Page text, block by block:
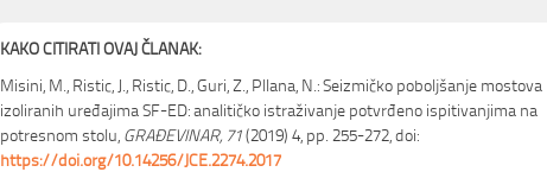
KAKO CITIRATI OVAJ ČLANAK:
Misini, M., Ristic, J., Ristic, D., Guri, Z., Pllana, N.: Seizmičko poboljšanje mostova
izoliranih uređajima SF-ED: analitičko istraživanje potvrđeno ispitivanjima na
potresnom stolu, GRAĐEVINAR, 71(2019) 4, pp. 255-272, doi:
https://doi.org/10.14256/JCE.2274.2017